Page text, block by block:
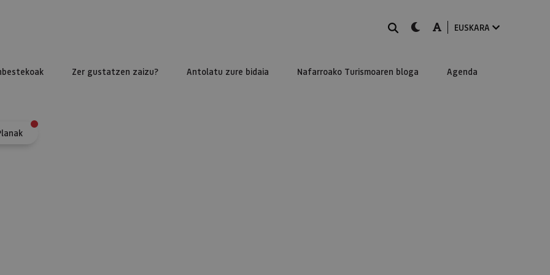
BILATUdark-mode
A-modeEUSKARA
Zer gustatzen zaizu? Antolatu zure bidaia Nafarroako Turismoaren bloga Agenda